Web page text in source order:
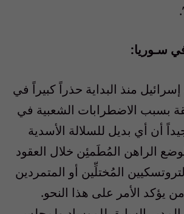
سـوريا:
منذ البداية حذراً كبيراً في
بسبب الاضطرابات الشعبية في
أن أي بديل للسلالة الأسدية
الراهن المُطَمئِن خلال العقود
المُختلِّين أو المتمردين
يؤكد الأمر على هذا النحو.